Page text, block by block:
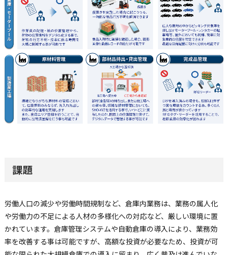
課題
労働人口の減少や労働時間規制など、倉庫内業務は、業務の属人化
や労働力の不足による人材の多様化への対応など、厳しい環境に置
かれています。倉庫管理システムや自動倉庫の導入により、業務効
率を改善する事は可能ですが、高額な投資が必要なため、投資が可